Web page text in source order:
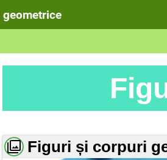
Figuri și corpuri